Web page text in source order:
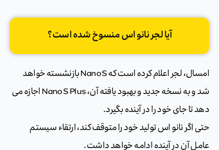
آیا لجر نانو اس منسوخ شده است؟
امسال، لجر اعلام کرده است که Nano S بازنشسته خواهد
شد و به نسخه جدید و بهبود یافته آن، Nano S Plus اجازه می
دهد تا جای خود را در آینده بگیرد.
حتی اگر نانو اس تولید خود را متوقف کند، ارتقاء سیستم
عامل آن در آینده ادامه خواهد داشت.